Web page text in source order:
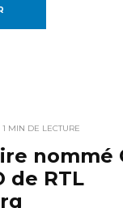
1 MIN DE LECTURE
nommé
de RTL